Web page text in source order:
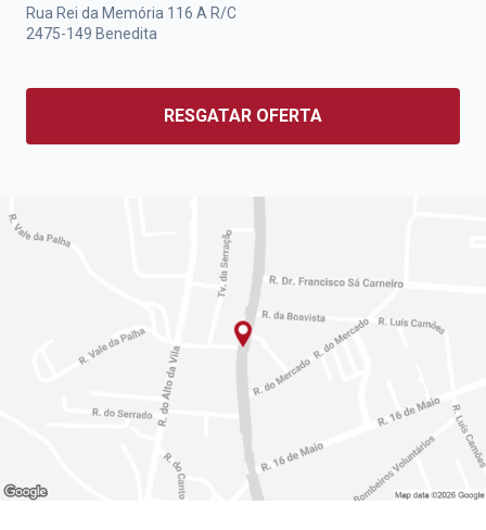
Rua Rei da Memória 116 A R/C
2475-149 Benedita
RESGATAR OFERTA